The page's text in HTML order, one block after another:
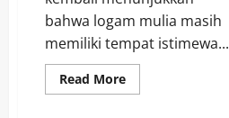
bahwa logam mulia masih
memiliki tempat istimewa...
Read MoreRead
more